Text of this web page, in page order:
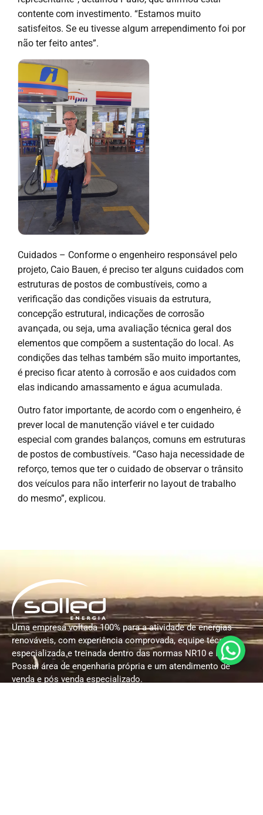
contente com investimento. “Estamos muito
satisfeitos. Se eu tivesse algum arrependimento foi por
não ter feito antes”.
Cuidados – Conforme o engenheiro responsável pelo
projeto, Caio Bauen, é preciso ter alguns cuidados com
estruturas de postos de combustíveis, como a
verificação das condições visuais da estrutura,
concepção estrutural, indicações de corrosão
avançada, ou seja, uma avaliação técnica geral dos
elementos que compõem a sustentação do local. As
condições das telhas também são muito importantes,
é preciso ficar atento à corrosão e aos cuidados com
elas indicando amassamento e água acumulada.
Outro fator importante, de acordo com o engenheiro, é
prever local de manutenção viável e ter cuidado
especial com grandes balanços, comuns em estruturas
de postos de combustíveis. “Caso haja necessidade de
reforço, temos que ter o cuidado de observar o trânsito
dos veículos para não interferir no layout de trabalho
do mesmo”, explicou.
Uma empresa voltada 100% para a atividade de energias
renováveis, com experiência comprovada, equipe técnica
especializada e treinada dentro das normas NR10 e NR35.
Possui área de engenharia própria e um atendimento de
venda e pós venda especializado.